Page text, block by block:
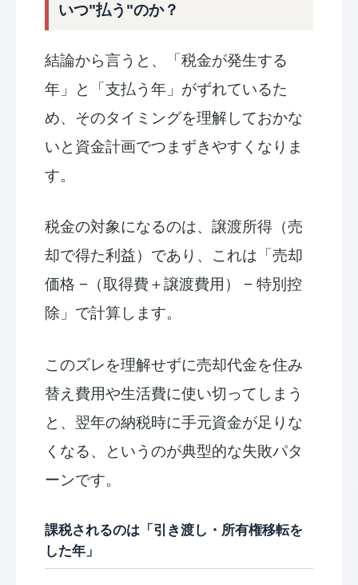
いつ"払う"のか？
結論から言うと、「税金が発生する
年」と「支払う年」がずれているた
め、そのタイミングを理解しておかな
いと資金計画でつまずきやすくなりま
す。
税金の対象になるのは、譲渡所得（売
却で得た利益）であり、これは「売却
価格 −（取得費＋譲渡費用） − 特別控
除」で計算します。
このズレを理解せずに売却代金を住み
替え費用や生活費に使い切ってしまう
と、翌年の納税時に手元資金が足りな
くなる、というのが典型的な失敗パタ
ーンです。
課税されるのは「引き渡し・所有権移転を
した年」